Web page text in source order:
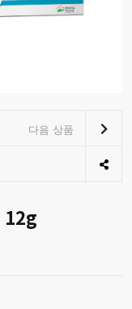
다음 상품
12g